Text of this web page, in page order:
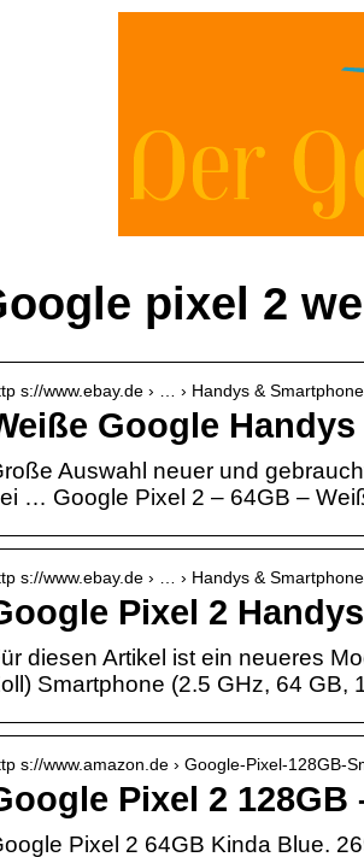
pixel 2
s://www.ebay.de › … › Handys &
Google
Auswahl neuer und
… Google Pixel 2 – 64GB –
s://www.ebay.de › … › Handys &
Pixel 2
diesen Artikel ist ein neueres
Smartphone (2.5 GHz, 64 GB,
s://www.amazon.de › Google-Pixel-128GB-
Pixel 2
Pixel 2 64GB Kinda Blue.